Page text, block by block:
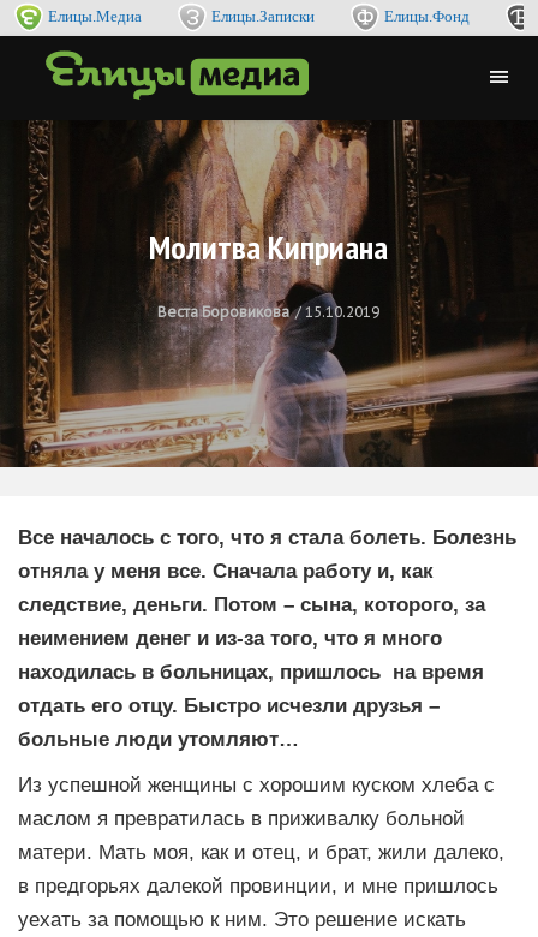
Елицы.Медиа Елицы.Записки Елицы.Фонд
Молитва Киприана
Веста Боровикова 15.10.2019
Все началось с того, что я стала болеть. Болезнь
отняла у меня все. Сначала работу и, как
следствие, деньги. Потом – сына, которого, за
неимением денег и из-за того, что я много
находилась в больницах, пришлось на время
отдать его отцу. Быстро исчезли друзья –
больные люди утомляют…
Из успешной женщины с хорошим куском хлеба с
маслом я превратилась в приживалку больной
матери. Мать моя, как и отец, и брат, жили далеко,
в предгорьях далекой провинции, и мне пришлось
уехать за помощью к ним. Это решение искать